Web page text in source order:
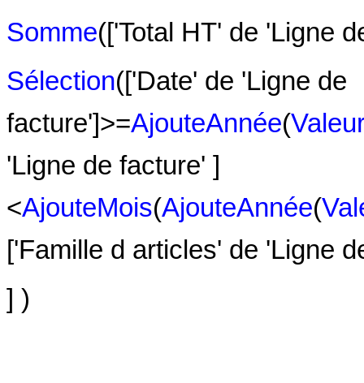
Somme(['Total HT' de 'Ligne
Sélection(['Date' de 'Ligne de
facture']>=AjouteAnnée(
'Ligne de facture' ]
<AjouteMois(AjouteAnnée(
['Famille d articles' de 'Ligne
] )